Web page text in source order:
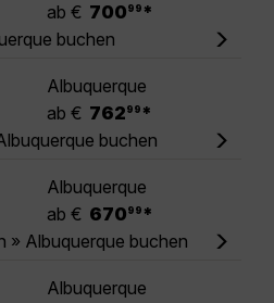
ab € 700 99 *
buchen
Albuquerque
ab € 762 99 *
buchen
Albuquerque
ab € 670 99 *
» Albuquerque buchen
Albuquerque